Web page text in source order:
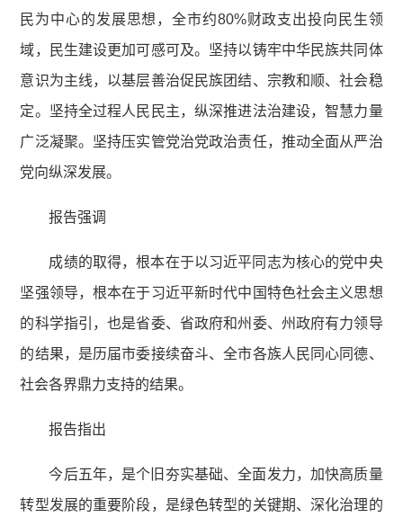
民为中心的发展思想，全市约80%财政支出投向民生领
域，民生建设更加可感可及。坚持以铸牢中华民族共同体
意识为主线，以基层善治促民族团结、宗教和顺、社会稳
定。坚持全过程人民民主，纵深推进法治建设，智慧力量
广泛凝聚。坚持压实管党治党政治责任，推动全面从严治
党向纵深发展。
报告强调
成绩的取得，根本在于以习近平同志为核心的党中央
坚强领导，根本在于习近平新时代中国特色社会主义思想
的科学指引，也是省委、省政府和州委、州政府有力领导
的结果，是历届市委接续奋斗、全市各族人民同心同德、
社会各界鼎力支持的结果。
报告指出
今后五年，是个旧夯实基础、全面发力，加快高质量
转型发展的重要阶段，是绿色转型的关键期、深化治理的